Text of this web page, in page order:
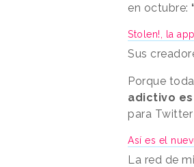
en octubre:
Stolen!, la
Sus
Porque
adictivo
para Twitter
Así es el
La red de